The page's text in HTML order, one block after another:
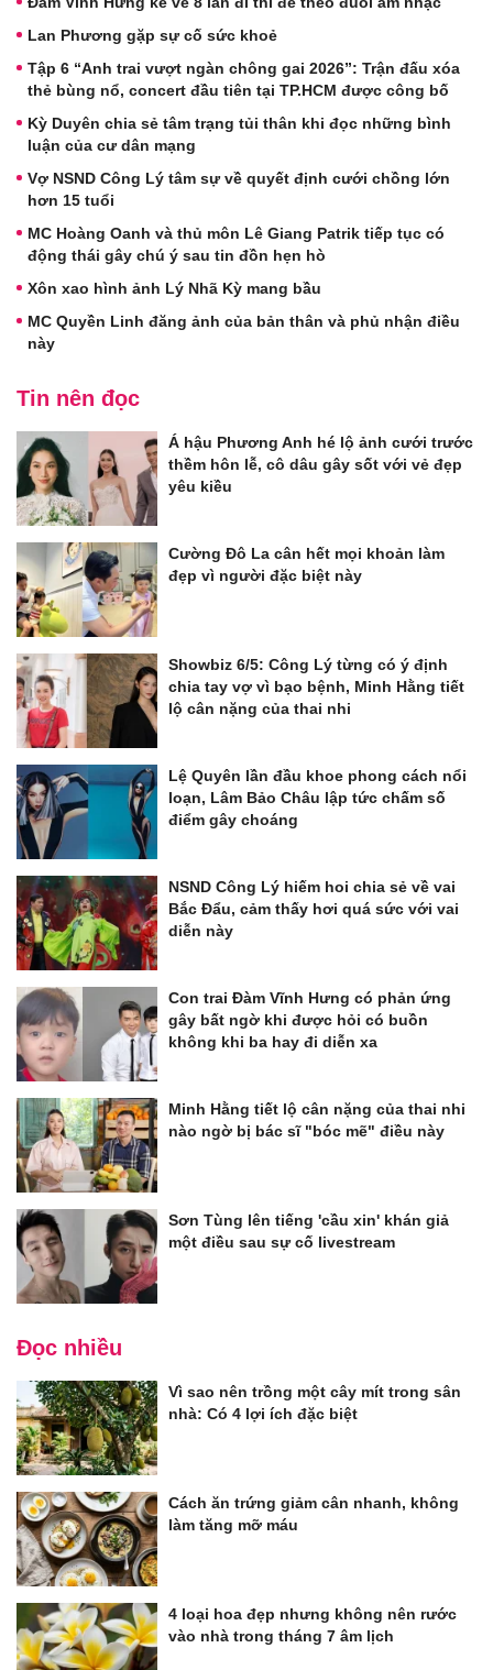
Lan Phương gặp sự cố sức khoẻ
Tập 6 “Anh trai vượt ngàn chông gai 2026”: Trận đấu xóa
thẻ bùng nổ, concert đầu tiên tại TP.HCM được công bố
Kỳ Duyên chia sẻ tâm trạng tủi thân khi đọc những bình
luận của cư dân mạng
Vợ NSND Công Lý tâm sự về quyết định cưới chồng lớn
hơn 15 tuổi
MC Hoàng Oanh và thủ môn Lê Giang Patrik tiếp tục có
động thái gây chú ý sau tin đồn hẹn hò
Xôn xao hình ảnh Lý Nhã Kỳ mang bầu
MC Quyền Linh đăng ảnh của bản thân và phủ nhận điều
này
Tin nên đọc
Á hậu Phương Anh hé lộ ảnh cưới trước
thềm hôn lễ, cô dâu gây sốt với vẻ đẹp
yêu kiều
Cường Đô La cân hết mọi khoản làm
đẹp vì người đặc biệt này
Showbiz 6/5: Công Lý từng có ý định
chia tay vợ vì bạo bệnh, Minh Hằng tiết
lộ cân nặng của thai nhi
Lệ Quyên lần đầu khoe phong cách nổi
loạn, Lâm Bảo Châu lập tức chấm số
điểm gây choáng
NSND Công Lý hiếm hoi chia sẻ về vai
Bắc Đẩu, cảm thấy hơi quá sức với vai
diễn này
Con trai Đàm Vĩnh Hưng có phản ứng
gây bất ngờ khi được hỏi có buồn
không khi ba hay đi diễn xa
Minh Hằng tiết lộ cân nặng của thai nhi
nào ngờ bị bác sĩ "bóc mẽ" điều này
Sơn Tùng lên tiếng 'cầu xin' khán giả
một điều sau sự cố livestream
Đọc nhiều
Vì sao nên trồng một cây mít trong sân
nhà: Có 4 lợi ích đặc biệt
Cách ăn trứng giảm cân nhanh, không
làm tăng mỡ máu
4 loại hoa đẹp nhưng không nên rước
vào nhà trong tháng 7 âm lịch